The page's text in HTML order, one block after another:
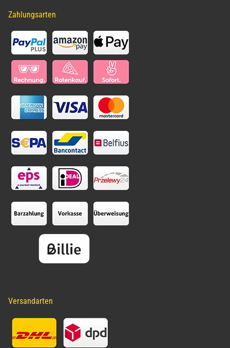
Zahlungsarten
Versandarten